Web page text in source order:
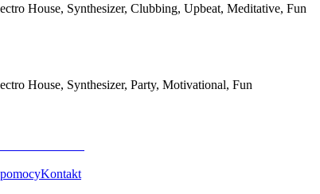
House, Synthesizer, Clubbing, Upbeat, Meditative, Fun
House, Synthesizer, Party, Motivational, Fun
Kontakt